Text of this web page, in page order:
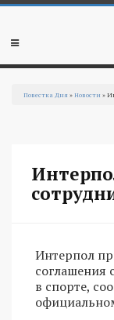
Перейти к основному
Мобильное
Повестка Дня »Новости »
Интерпол
соглашения
в спорте,